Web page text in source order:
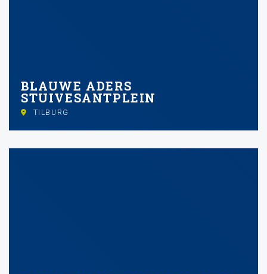
BLAUWE ADERS
STUIVESANTPLEIN
TILBURG